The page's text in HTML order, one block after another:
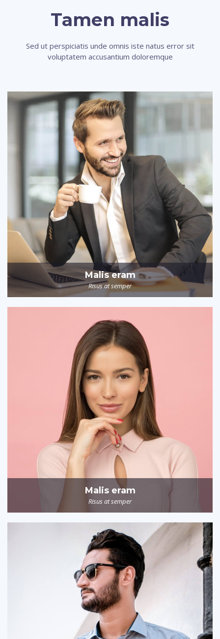
Tamen malis
Sed ut perspiciatis unde omnis iste natus error sit
voluptatem accusantium doloremque
Malis eram
Risus at semper
Malis eram
Risus at semper